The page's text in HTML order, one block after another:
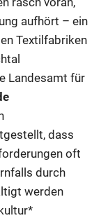
aufhört – ein
Textilfabriken
Landesamt für
dass
oft
durch
werden